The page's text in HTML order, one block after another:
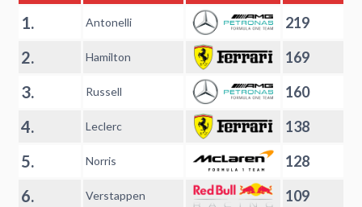
1. Antonelli 219
2. Hamilton 169
3. Russell 160
4. Leclerc 138
5. Norris 128
6. Verstappen 109